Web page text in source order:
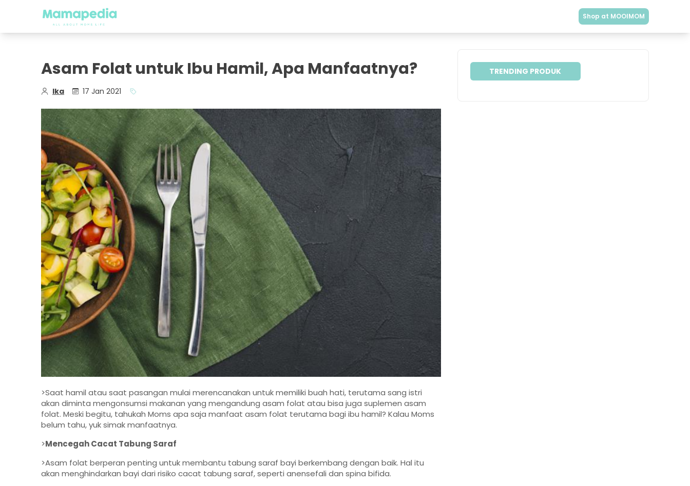
Shop at MOOIMOM
Asam Folat untuk Ibu Hamil, Apa Manfaatnya?
Ika 17 Jan 2021
>Saat hamil atau saat pasangan mulai merencanakan untuk memiliki buah hati, terutama sang istri
akan diminta mengonsumsi makanan yang mengandung asam folat atau bisa juga suplemen asam
folat. Meski begitu, tahukah Moms apa saja manfaat asam folat terutama bagi ibu hamil? Kalau Moms
belum tahu, yuk simak manfaatnya.
>Mencegah Cacat Tabung Saraf
>Asam folat berperan penting untuk membantu tabung saraf bayi berkembang dengan baik. Hal itu
akan menghindarkan bayi dari risiko cacat tabung saraf, seperti anensefali dan spina bifida.
TRENDING PRODUK